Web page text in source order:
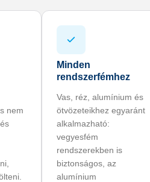
nem
Minden
rendszerfémhez
Vas, réz, alumínium és
ötvözeteikhez egyaránt
alkalmazható:
vegyesfém
rendszerekben is
biztonságos, az
alumínium